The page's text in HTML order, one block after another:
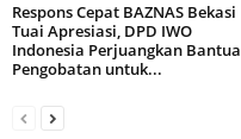
Respons Cepat BAZNAS Bekasi
Tuai Apresiasi, DPD IWO
Indonesia Perjuangkan
Pengobatan untuk...